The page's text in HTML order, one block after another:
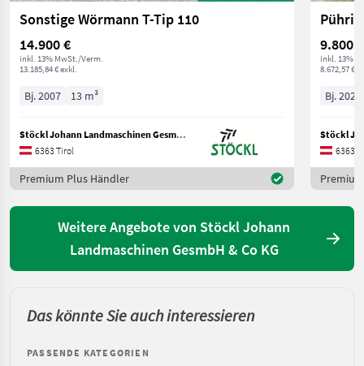
Sonstige Wörmann T-Tip 110
14.900 €
inkl. 13% MwSt./Verm.
13.185,84 € exkl.
Bj. 2007 13 m³
Stöckl Johann Landmaschinen GesmbH & Co KG
6363 Tirol
Premium Plus Händler
9.800 €
inkl. 13%
8.672,57 €
Bj. 2022
6363
Weitere Angebote von Stöckl Johann
Landmaschinen GesmbH & Co KG
Das könnte Sie auch interessieren
PASSENDE KATEGORIEN